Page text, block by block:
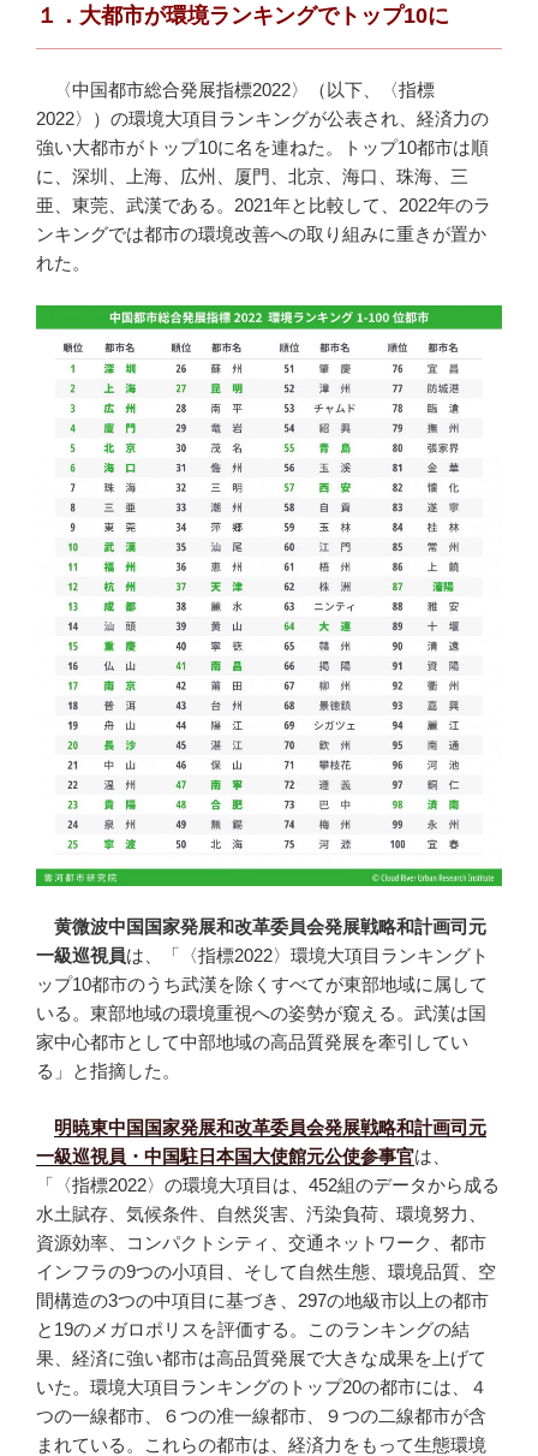
１．大都市が環境ランキングでトップ10に
〈中国都市総合発展指標2022〉（以下、〈指標
2022〉）の環境大項目ランキングが公表され、経済力の
強い大都市がトップ10に名を連ねた。トップ10都市は順
に、深圳、上海、広州、厦門、北京、海口、珠海、三
亜、東莞、武漢である。2021年と比較して、2022年のラ
ンキングでは都市の環境改善への取り組みに重きが置か
れた。
黄微波中国国家発展和改革委員会発展戦略和計画司元
一級巡視員は、「〈指標2022〉環境大項目ランキングト
ップ10都市のうち武漢を除くすべてが東部地域に属して
いる。東部地域の環境重視への姿勢が窺える。武漢は国
家中心都市として中部地域の高品質発展を牽引してい
る」と指摘した。
明暁東中国国家発展和改革委員会発展戦略和計画司元
一級巡視員・中国駐日本国大使館元公使参事官は、
「〈指標2022〉の環境大項目は、452組のデータから成る
水土賦存、気候条件、自然災害、汚染負荷、環境努力、
資源効率、コンパクトシティ、交通ネットワーク、都市
インフラの9つの小項目、そして自然生態、環境品質、空
間構造の3つの中項目に基づき、297の地級市以上の都市
と19のメガロポリスを評価する。このランキングの結
果、経済に強い都市は高品質発展で大きな成果を上げて
いた。環境大項目ランキングのトップ20の都市には、４
つの一線都市、６つの准一線都市、９つの二線都市が含
まれている。これらの都市は、経済力をもって生態環境